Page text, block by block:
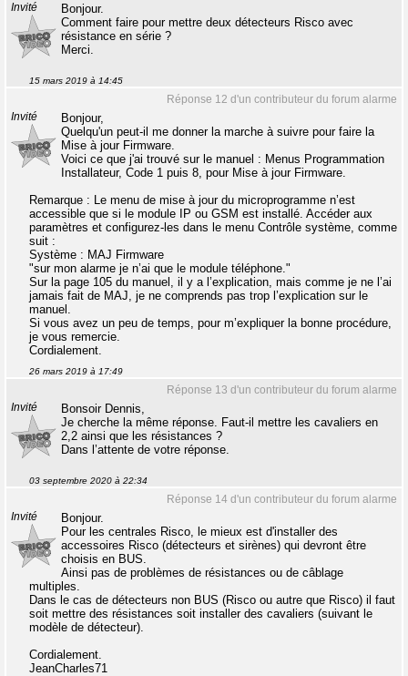
Invité
Bonjour.
Comment faire pour mettre deux détecteurs Risco avec
résistance en série ?
Merci.
15 mars 2019 à 14:45
Réponse 12 d'un contributeur du forum alarme
Invité
Bonjour,
Quelqu'un peut-il me donner la marche à suivre pour faire la
Mise à jour Firmware.
Voici ce que j'ai trouvé sur le manuel : Menus Programmation
Installateur, Code 1 puis 8, pour Mise à jour Firmware.
Remarque : Le menu de mise à jour du microprogramme n’est
accessible que si le module IP ou GSM est installé. Accéder aux
paramètres et configurez-les dans le menu Contrôle système, comme
suit :
Système : MAJ Firmware
"sur mon alarme je n’ai que le module téléphone."
Sur la page 105 du manuel, il y a l’explication, mais comme je ne l’ai
jamais fait de MAJ, je ne comprends pas trop l’explication sur le
manuel.
Si vous avez un peu de temps, pour m’expliquer la bonne procédure,
je vous remercie.
Cordialement.
26 mars 2019 à 17:49
Réponse 13 d'un contributeur du forum alarme
Invité
Bonsoir Dennis,
Je cherche la même réponse. Faut-il mettre les cavaliers en
2,2 ainsi que les résistances ?
Dans l’attente de votre réponse.
03 septembre 2020 à 22:34
Réponse 14 d'un contributeur du forum alarme
Invité
Bonjour.
Pour les centrales Risco, le mieux est d'installer des
accessoires Risco (détecteurs et sirènes) qui devront être
choisis en BUS.
Ainsi pas de problèmes de résistances ou de câblage
multiples.
Dans le cas de détecteurs non BUS (Risco ou autre que Risco) il faut
soit mettre des résistances soit installer des cavaliers (suivant le
modèle de détecteur).
Cordialement.
JeanCharles71